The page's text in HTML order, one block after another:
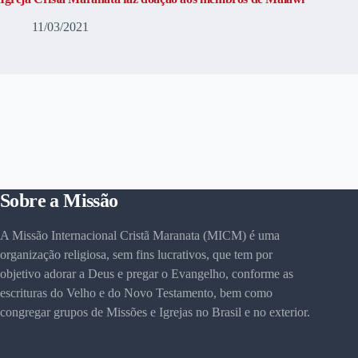
11/03/2021
Sobre a Missão
A Missão Internacional Cristã Maranata (MICM) é uma
organização religiosa, sem fins lucrativos, que tem por
objetivo adorar a Deus e pregar o Evangelho, conforme as
escrituras do Velho e do Novo Testamento, bem como
congregar grupos de Missões e Igrejas no Brasil e no exterior.